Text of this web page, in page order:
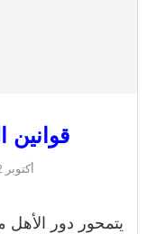
قوانين
أكتوبر 22, 2020
يتمحور دور الأهل